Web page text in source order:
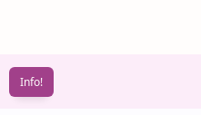
Info!